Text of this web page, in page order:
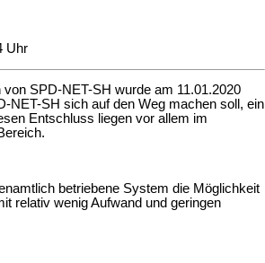
Uhr
SPD-NET-SH wurde am 11.01.2020
NET-SH sich auf den Weg machen soll, ein
Entschluss liegen vor allem im
betriebene System die Möglichkeit
relativ wenig Aufwand und geringen